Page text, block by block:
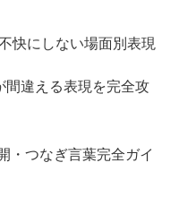
快にしない場面別表現
間違える表現を完全攻
・つなぎ言葉完全ガイ